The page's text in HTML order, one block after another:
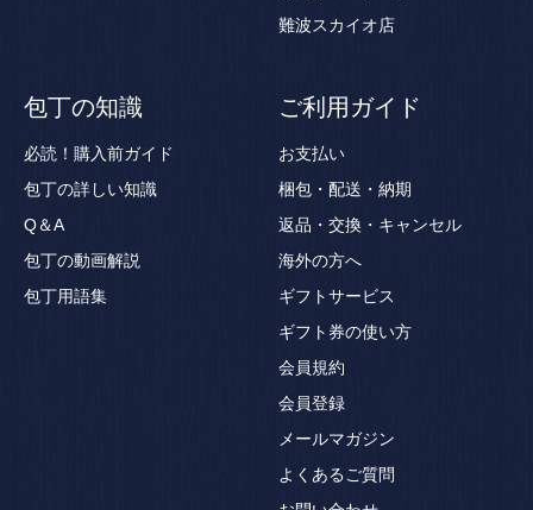
難波スカイオ店
包丁の知識
必読！購入前ガイド
包丁の詳しい知識
Q＆A
包丁の動画解説
包丁用語集
ご利用ガイド
お支払い
梱包・配送・納期
返品・交換・キャンセル
海外の方へ
ギフトサービス
ギフト券の使い方
会員規約
会員登録
メールマガジン
よくあるご質問